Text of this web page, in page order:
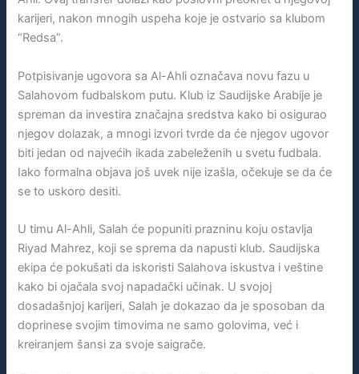
karijeri, nakon mnogih uspeha koje je ostvario sa klubom
“Redsa”.
Potpisivanje ugovora sa Al-Ahli označava novu fazu u
Salahovom fudbalskom putu. Klub iz Saudijske Arabije je
spreman da investira značajna sredstva kako bi osigurao
njegov dolazak, a mnogi izvori tvrde da će njegov ugovor
biti jedan od najvećih ikada zabeleženih u svetu fudbala.
Iako formalna objava još uvek nije izašla, očekuje se da će
se to uskoro desiti.
U timu Al-Ahli, Salah će popuniti prazninu koju ostavlja
Riyad Mahrez, koji se sprema da napusti klub. Saudijska
ekipa će pokušati da iskoristi Salahova iskustva i veštine
kako bi ojačala svoj napadački učinak. U svojoj
dosadašnjoj karijeri, Salah je dokazao da je sposoban da
doprinese svojim timovima ne samo golovima, već i
kreiranjem šansi za svoje saigrače.